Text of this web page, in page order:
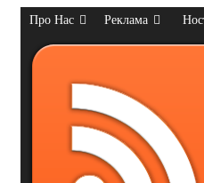
Про Нас Реклама